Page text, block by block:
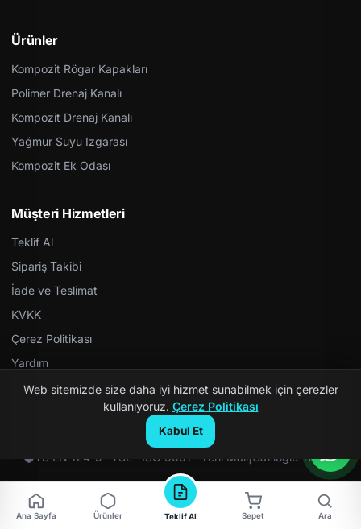
Ürünler
Kompozit Rögar Kapakları
Polimer Drenaj Kanalı
Kompozit Drenaj Kanalı
Yağmur Suyu Izgarası
Kompozit Ek Odası
Müşteri Hizmetleri
Teklif Al
Sipariş Takibi
İade ve Teslimat
KVKK
Çerez Politikası
Yardım
© 2026 Kompozit Rögar. Tüm hakları saklıdır.
TS EN 124-5 · TSE · ISO 9001 · Yerli Malı|Gazioğlu Yazılım
Ana Sayfa Ürünler Teklif Al Sepet Ara
Web sitemizde size daha iyi hizmet sunabilmek için çerezler
kullanıyoruz. Çerez Politikası
Kabul Et